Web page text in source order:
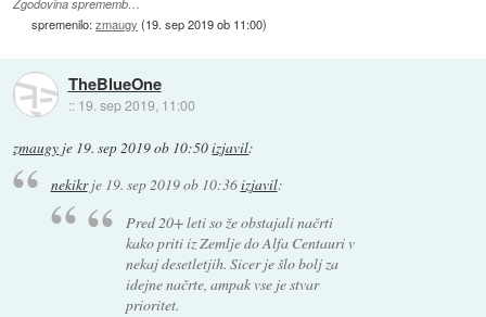
Zgodovina sprememb…
spremenilo:zmaugy (19. sep 2019 ob 11:00)
TheBlueOne
:: 19. sep 2019, 11:00
zmaugy je 19. sep 2019 ob 10:50izjavil:
nekikrje 19. sep 2019 ob 10:36izjavil:
Pred 20+ leti so že obstajali načrti
kako priti iz Zemlje do Alfa Centauri v
nekaj desetletjih. Sicer je šlo bolj za
idejne načrte, ampak vse je stvar
prioritet.